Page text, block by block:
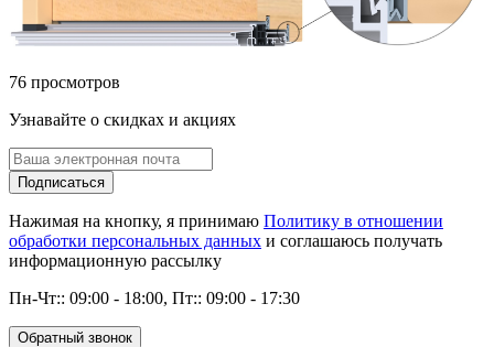
76 просмотров
Узнавайте о скидках и акциях
Подписаться
Нажимая на кнопку, я принимаю Политику в отношении
обработки персональных данных и соглашаюсь получать
информационную рассылку
Пн-Чт:: 09:00 - 18:00, Пт:: 09:00 - 17:30
Обратный звонок